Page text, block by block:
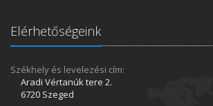
Elérhetőségeink
Székhely és levelezési cím:
Aradi Vértanúk tere 2.
6720 Szeged